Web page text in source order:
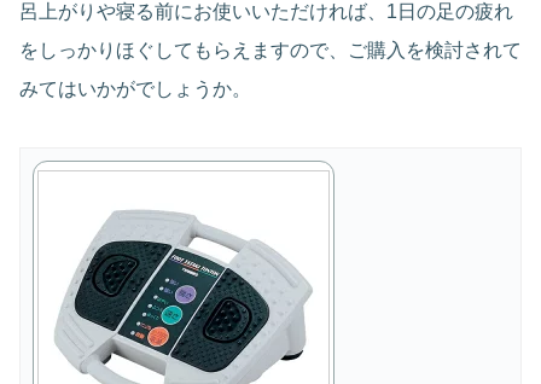
呂上がりや寝る前にお使いいただければ、1日の足の疲れ
をしっかりほぐしてもらえますので、ご購入を検討されて
みてはいかがでしょうか。